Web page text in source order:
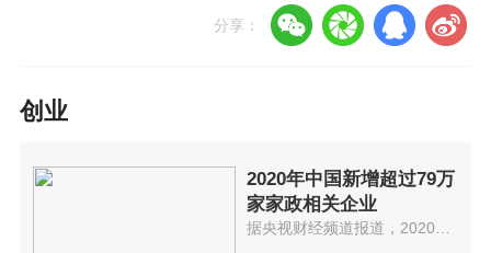
分享：
创业
2020年中国新增超过79万
家家政相关企业